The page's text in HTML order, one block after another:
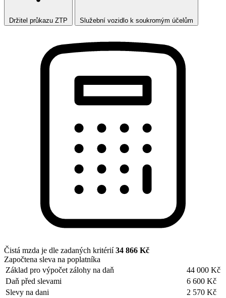
Držitel průkazu ZTP Služební vozidlo k soukromým účelům
Čistá mzda je dle zadaných kritérií34 866 Kč
Započtena sleva na poplatníka
Základ pro výpočet zálohy na daň
44 000 Kč
Daň před slevami
6 600 Kč
Slevy na dani
2 570 Kč